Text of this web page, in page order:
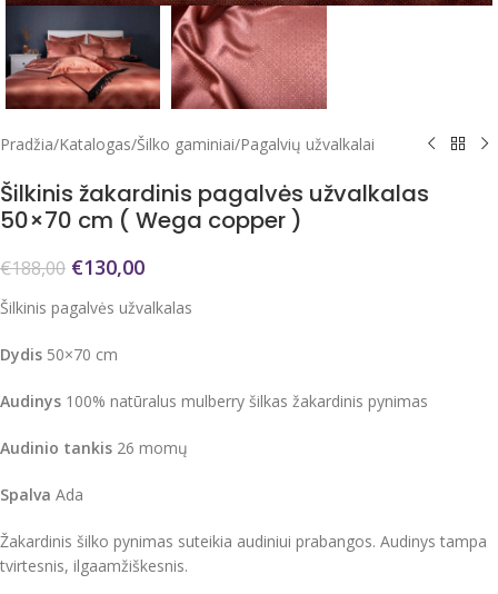
Pradžia/Katalogas/Šilko gaminiai/Pagalvių užvalkalai
Šilkinis žakardinis pagalvės užvalkalas
50×70 cm ( Wega copper )
€188,00 €130,00
Šilkinis pagalvės užvalkalas
Dydis 50×70 cm
Audinys 100% natūralus mulberry šilkas žakardinis pynimas
Audinio tankis 26 momų
Spalva Ada
Žakardinis šilko pynimas suteikia audiniui prabangos. Audinys tampa
tvirtesnis, ilgaamžiškesnis.